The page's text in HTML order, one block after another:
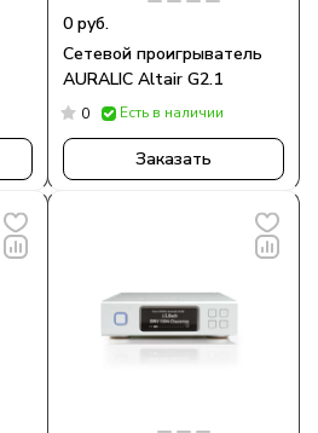
0 руб.
Сетевой проигрыватель
AURALIC Altair G2.1
0 Есть в наличии
Заказать